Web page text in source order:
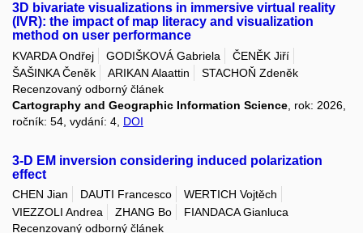
3D bivariate visualizations in immersive virtual reality
(IVR): the impact of map literacy and visualization
method on user performance
KVARDA Ondřej GODIŠKOVÁ Gabriela
ČENĚK Jiří
ŠAŠINKA Čeněk
ARIKAN Alaattin
STACHOŇ Zdeněk
Recenzovaný odborný článek
Cartography and Geographic Information Science , rok: 2026,
ročník: 54, vydání: 4, DOI
3-D EM inversion considering induced polarization
effect
CHEN Jian DAUTI Francesco
WERTICH Vojtěch
VIEZZOLI Andrea
ZHANG Bo
FIANDACA Gianluca
Recenzovaný odborný článek